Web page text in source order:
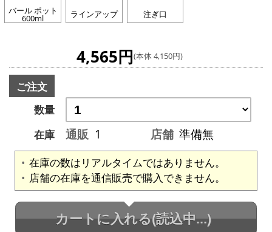
バール ポット
600ml ラインアップ 注ぎ口
4,565円(本体 4,150円)
ご注文
数量
在庫
通販 1 店舗 準備無
在庫の数はリアルタイムではありません。
店舗の在庫を通信販売で購入できません。
カートに入れる(読込中...)